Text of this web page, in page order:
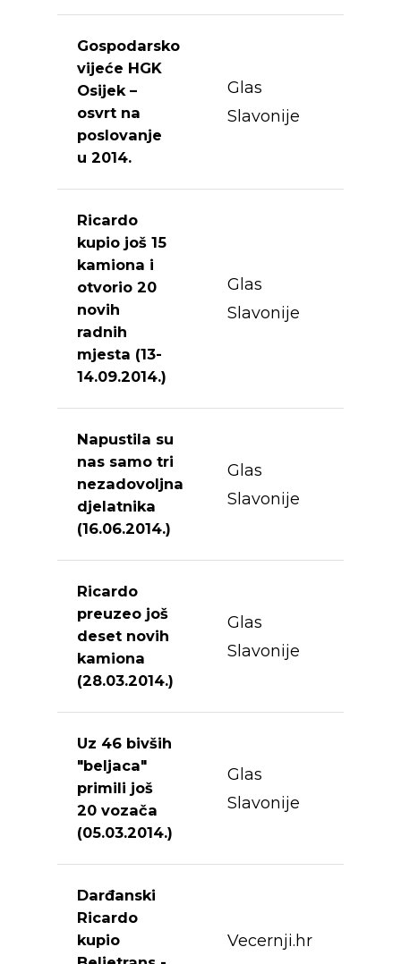
Gospodarsko
vijeće HGK
Osijek –
osvrt na
poslovanje
u 2014.
Glas
Slavonije
Ricardo
kupio još 15
kamiona i
otvorio 20
novih
radnih
mjesta (13-
14.09.2014.)
Glas
Slavonije
Napustila su
nas samo tri
nezadovoljna
djelatnika
(16.06.2014.)
Glas
Slavonije
Ricardo
preuzeo još
deset novih
kamiona
(28.03.2014.)
Glas
Slavonije
Uz 46 bivših
"beljaca"
primili još
20 vozača
(05.03.2014.)
Glas
Slavonije
Darđanski
Ricardo
kupio
Vecernji.hr